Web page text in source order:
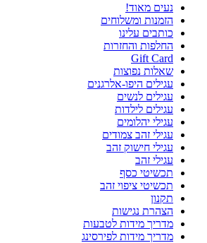
נעים מאוד!
הזמנות ומשלוחים
כותבים עלינו
החלפות והחזרות
Gift Card
שאלות נפוצות
עגילים היפו-אלרגנים
עגילים לנשים
עגילים לילדות
עגילי יהלומים
עגילי זהב צמודים
עגילי חישוק זהב
עגילי זהב
תכשיטי כסף
תכשיטי ציפוי זהב
תקנון
הצהרת נגישות
מדריך מידות לטבעות
מדריך מידות לפירסינג